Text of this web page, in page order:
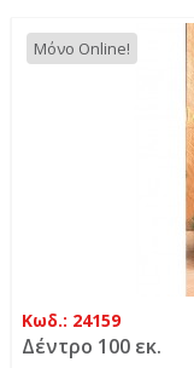
Μόνο Online!
Κωδ.: 24159
Δέντρο 100 εκ.